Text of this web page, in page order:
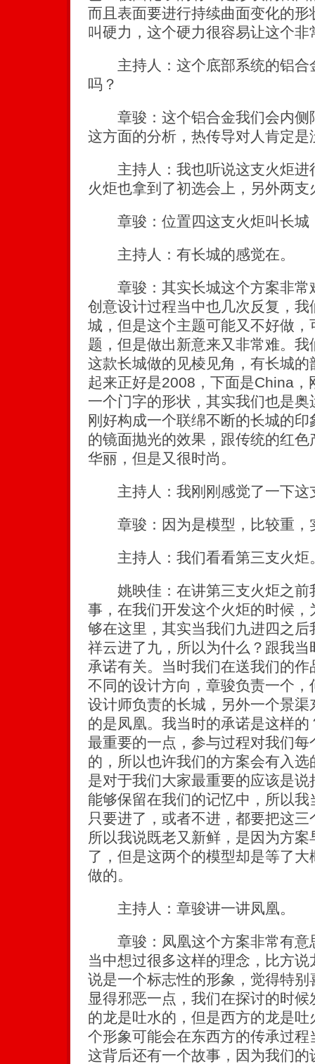
而且表面要进行持续曲面变化的
叫硬力，这个硬力很容易让这个
主持人：这个底部系统的铝合
吗？
章骏：这个铝合金我们会内侧
这方面的分析，热传导对人肯定是
主持人：我也听说这支火炬进
火炬也拿到了初选会上，另外两
章骏：位置四这支火炬叫长城
主持人：有长城的感觉在。
章骏：其实长城这个方案非常
创意设计过程当中也几次反复，
城，但是这个主题可能又不好做
题，但是做出新意来又非常难。
这款长城做的见棱见角，有长城
起来正好是2008，下面是China
一个门字的形状，其实我们也是
刚好构成一个联绵不断的长城的
的镜面抛光的效果，跟传统的红
华丽，但是又很时尚。
主持人：我刚刚感觉了一下这
章骏：因为是模型，比较重，
主持人：我们看看第三支火炬
姚映佳：在讲第三支火炬之前
事，在我们开发这个火炬的时候
够在这里，其实当我们九进四之
祥云进了九，所以为什么？跟我
承诺有关。当时我们在送我们的
不同的设计方向，章骏负责一个
设计师负责的长城，另外一个景
的是凤凰。我当时的承诺是这样
最重要的一点，参与过程对我们
的，所以也许我们的方案会有入
是对于我们大家最重要的应该是
能够保留在我们的记忆中，所以
只要进了，或者不进，都要把这
所以我说既老又新鲜，是因为方
了，但是这两个的模型却是等了
做的。
主持人：章骏讲一讲凤凰。
章骏：凤凰这个方案非常有意
当中想过很多这样的理念，比方
说是一个标志性的形象，觉得特
显得邪恶一点，我们在探讨的时
的龙是吐水的，但是西方的龙是
个形象可能会在东西方的传承过
这背后还有一个故事，因为我们